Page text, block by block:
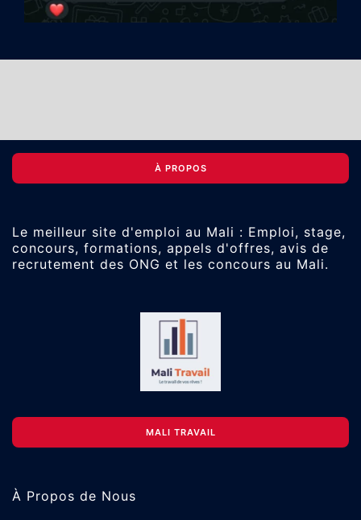
À PROPOS
Le meilleur site d'emploi au Mali : Emploi, stage,
concours, formations, appels d'offres, avis de
recrutement des ONG et les concours au Mali.
MALI TRAVAIL
À Propos de Nous